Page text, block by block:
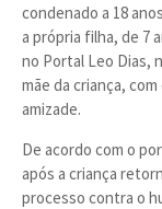
condenado a 18
a própria filha, de 7
no Portal Leo Dias,
mãe da criança,
amizade.
De acordo com o
após a criança
processo contra o